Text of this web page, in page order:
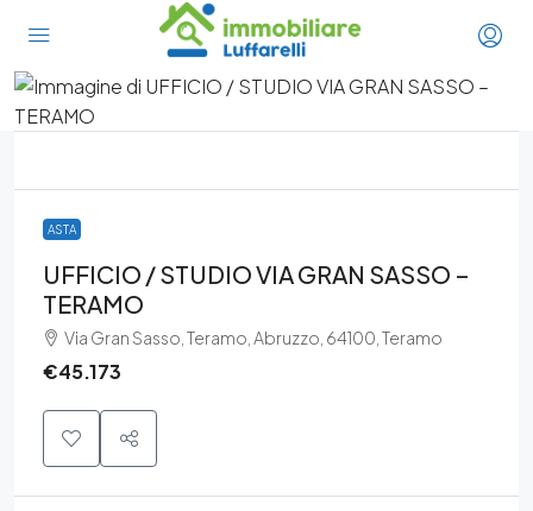
ASTA
UFFICIO / STUDIO VIA GRAN SASSO –
TERAMO
Via Gran Sasso, Teramo, Abruzzo, 64100, Teramo
€45.173